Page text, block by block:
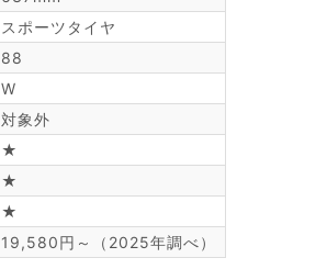
スポーツタイヤ
88
W
対象外
★
★
★
19,580円～（2025年調べ）